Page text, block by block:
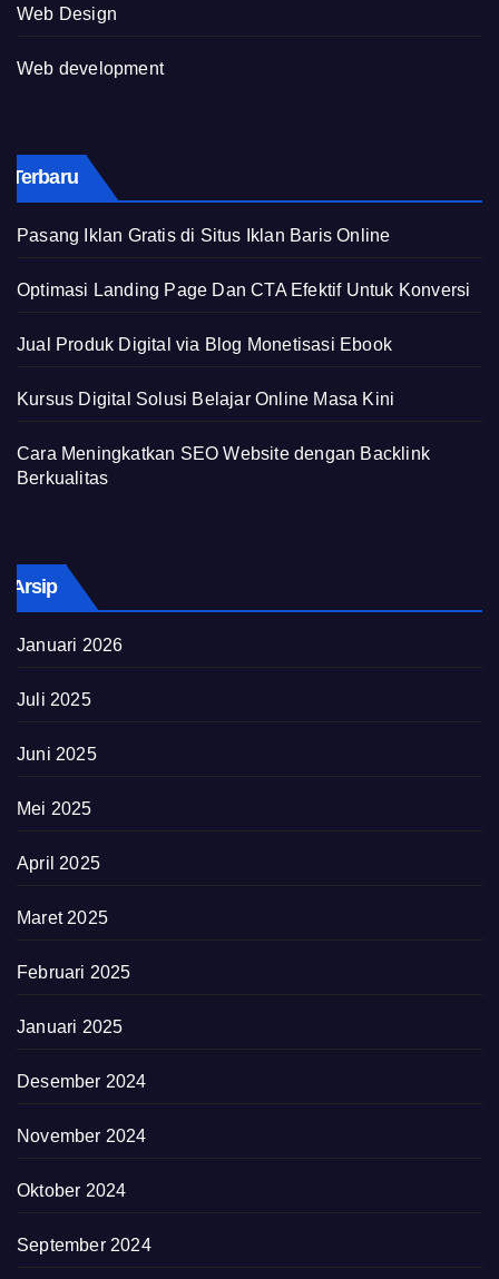
Web Design
Web development
Terbaru
Pasang Iklan Gratis di Situs Iklan Baris Online
Optimasi Landing Page Dan CTA Efektif Untuk Konversi
Jual Produk Digital via Blog Monetisasi Ebook
Kursus Digital Solusi Belajar Online Masa Kini
Cara Meningkatkan SEO Website dengan Backlink
Berkualitas
Arsip
Januari 2026
Juli 2025
Juni 2025
Mei 2025
April 2025
Maret 2025
Februari 2025
Januari 2025
Desember 2024
November 2024
Oktober 2024
September 2024